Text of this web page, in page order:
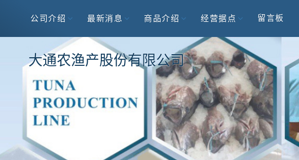
大通农渔产股份有限公司
公司介绍 最新消息 商品介绍 经营据点 留言板